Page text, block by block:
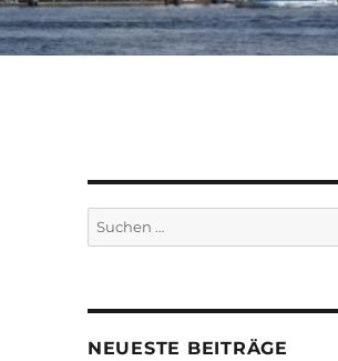
Suchen
nach:
NEUESTE BEITRÄGE